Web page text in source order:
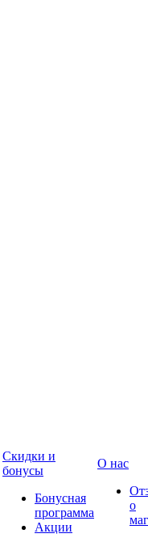
Скидки и
бонусы
Бонусная
программа
Акции
О нас
о